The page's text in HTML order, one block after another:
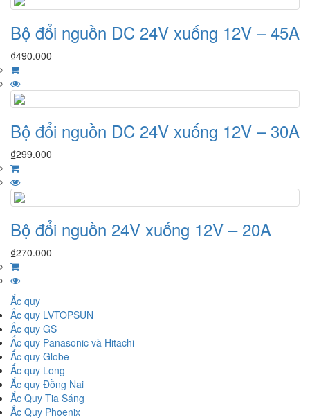
Bộ đổi nguồn DC 24V xuống 12V – 45A
₫490.000
Bộ đổi nguồn DC 24V xuống 12V – 30A
₫299.000
Bộ đổi nguồn 24V xuống 12V – 20A
₫270.000
Ắc quy
Ắc quy LVTOPSUN
Ắc quy GS
Ắc quy Panasonic và Hitachi
Ắc quy Globe
Ắc quy Long
Ắc quy Đồng Nai
Ắc Quy Tia Sáng
Ắc Quy Phoenix